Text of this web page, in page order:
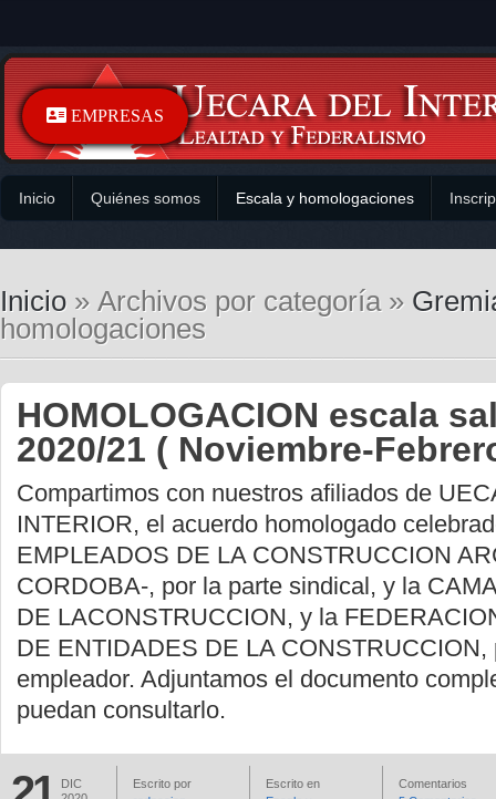
Inicio Quiénes somos Escala y homologaciones
Inicio » Archivos por categoría »
homologaciones
HOMOLOGACION escala
2020/21 ( Noviembre-
Compartimos con nuestros afiliados de
INTERIOR, el acuerdo homologado
EMPLEADOS DE LA CONSTRUCCION
CORDOBA-, por la parte sindical, y la
DE LACONSTRUCCION, y la
DE ENTIDADES DE LA CONSTRUCCION,
empleador. Adjuntamos el documento
puedan consultarlo.
DIC
Escrito por
Escrito en
Comentarios
EMPRESAS